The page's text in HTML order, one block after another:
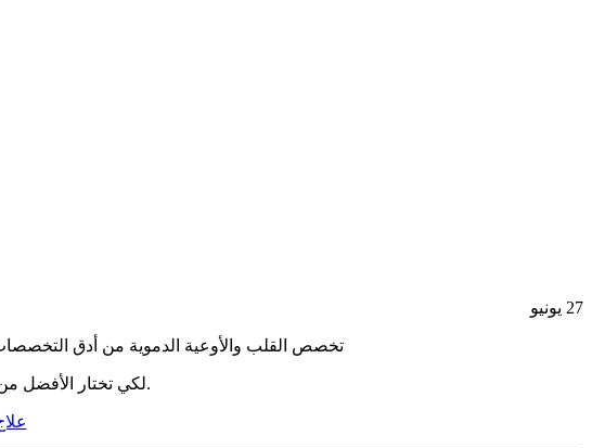
27 يونيو
تخصص القلب والأوعية الدموية من أدق
لكي تختار الأفضل من حيث المهارة والرعاية الطبية والأجهزة والتقنيات الحديثة، وخلال هذا المقال سنعرض معايير اختيار أفضل مستشفيات القلب.